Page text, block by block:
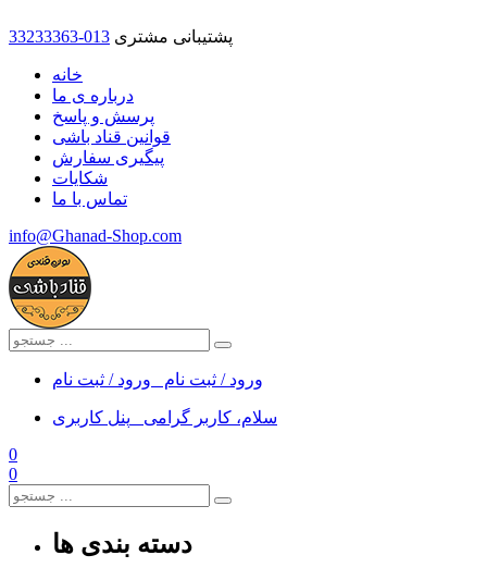
33233363-013 پشتیبانی مشتری
خانه
درباره ی ما
پرسش و پاسخ
قوانین قناد باشی
پیگیری سفارش
شکایات
تماس با ما
info@Ghanad-Shop.com
ورود / ثبت نام ورود / ثبت نام
سلام، کاربر گرامی
پنل کاربری
0
0
دسته بندی ها